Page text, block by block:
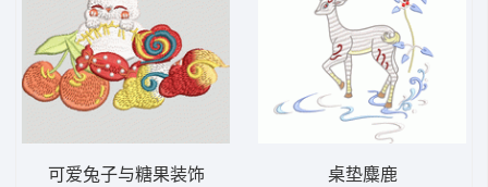
可爱兔子与糖果装饰 桌垫麋鹿